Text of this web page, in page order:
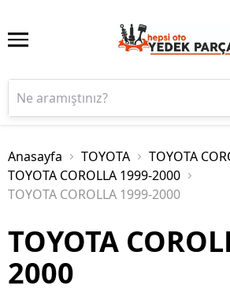
Anasayfa TOYOTA
TOYOTA
TOYOTA COROLLA 1999-2000
TOYOTA COROLLA 1999-2000
TOYOTA
2000